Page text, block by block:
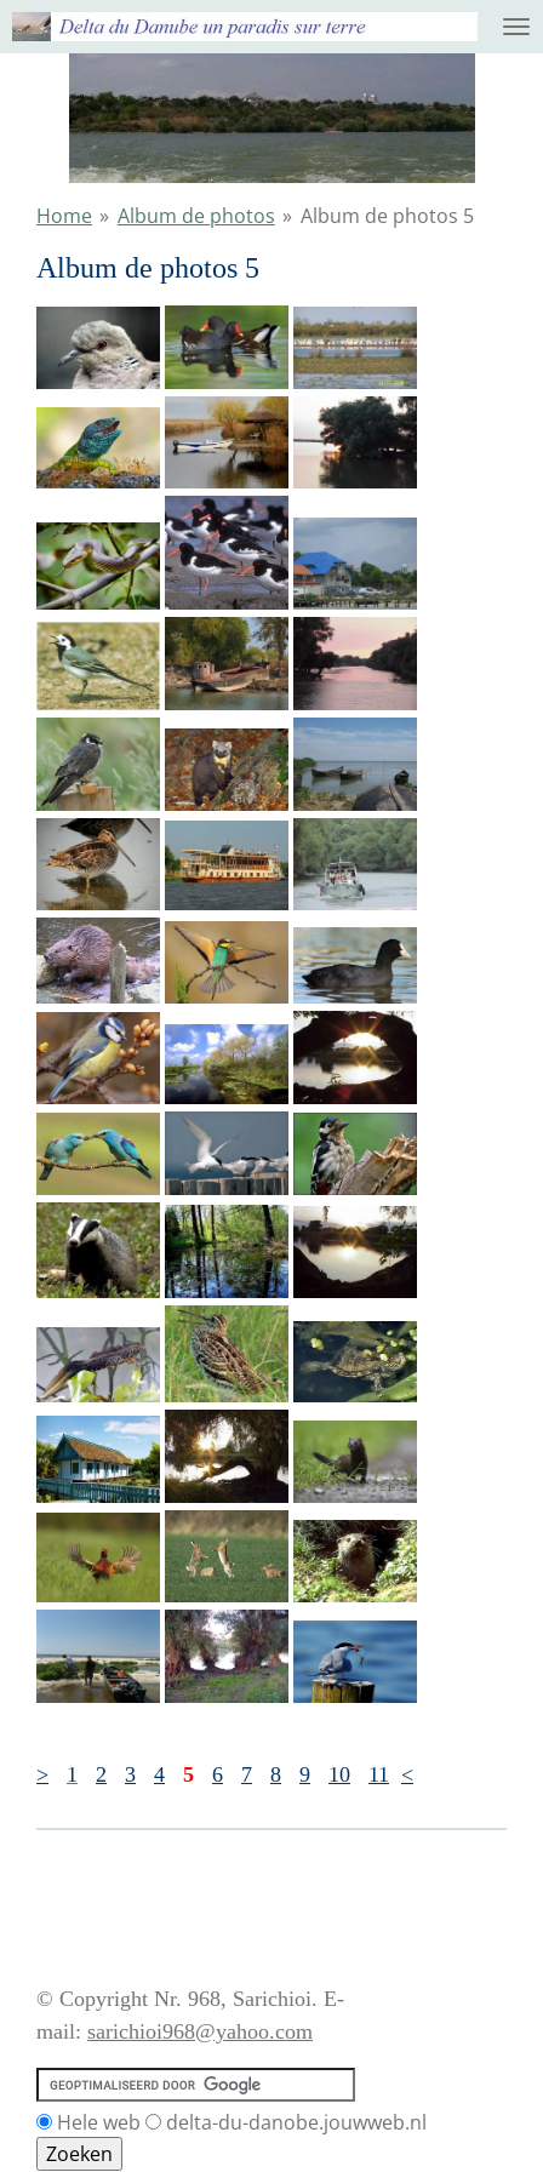
Ga
direct
hoofdinhoud
Home » Album de photos » Album de photos 5
Album de photos 5
> 1 2 3 4 5 6 7 8 9 10 11 <
© Copyright Nr. 968, Sarichioi. E-
mail: sarichioi968@yahoo.com
Hele web delta-du-danobe.jouwweb.nl